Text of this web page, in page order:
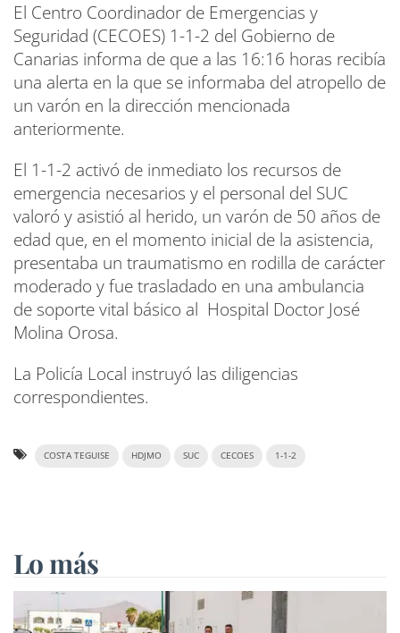
El Centro Coordinador de Emergencias y
Seguridad (CECOES) 1-1-2 del Gobierno de
Canarias informa de que a las 16:16 horas recibía
una alerta en la que se informaba del atropello de
un varón en la dirección mencionada
anteriormente.
El 1-1-2 activó de inmediato los recursos de
emergencia necesarios y el personal del SUC
valoró y asistió al herido, un varón de 50 años de
edad que, en el momento inicial de la asistencia,
presentaba un traumatismo en rodilla de carácter
moderado y fue trasladado en una ambulancia
de soporte vital básico al Hospital Doctor José
Molina Orosa.
La Policía Local instruyó las diligencias
correspondientes.
COSTA TEGUISE HDJMO SUC CECOES 1-1-2
Lo más